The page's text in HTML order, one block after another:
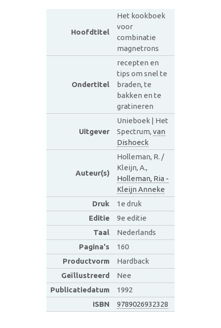
Hoofdtitel
Het kookboek
voor
combinatie
magnetrons
Ondertitel
recepten en
tips om snel te
braden, te
bakken en te
gratineren
Uitgever
Unieboek | Het
Spectrum, van
Dishoeck
Auteur(s)
Holleman, R. /
Kleijn, A.,
Holleman, Ria -
Kleijn Anneke
Druk
1e druk
Editie
9e editie
Taal
Nederlands
Pagina's
160
Productvorm
Hardback
Geïllustreerd
Nee
Publicatiedatum
1992
ISBN
9789026932328